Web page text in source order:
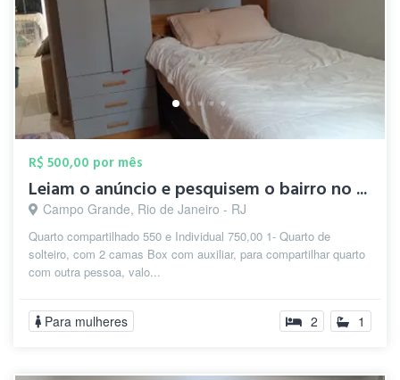
R$ 500,00 por mês
Leiam o anúncio e pesquisem o bairro no ...
Campo Grande, Rio de Janeiro - RJ
Quarto compartilhado 550 e Individual 750,00 1- Quarto de
solteiro, com 2 camas Box com auxiliar, para compartilhar quarto
com outra pessoa, valo...
Para mulheres 2 1